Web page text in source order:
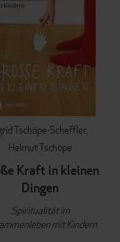
Tschöpe-Scheffler
Helmut Tschöpe
Kraft in kleinen
Dingen
Spiritualität im
mit Kindern